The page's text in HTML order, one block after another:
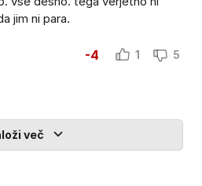
jim ni para.
-4 1 5
več